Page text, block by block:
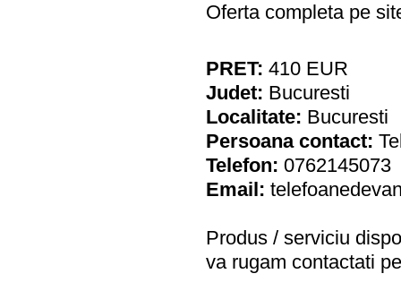
Oferta completa pe
PRET: 410 EUR
Judet: Bucuresti
Localitate: Bucuresti
Persoana contact:
Telefon: 0762145073
Email:
Produs / serviciu
va rugam contactati